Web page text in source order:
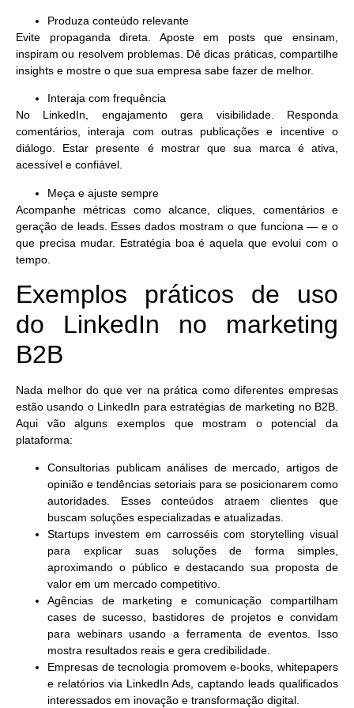
Produza conteúdo relevante
Evite propaganda direta. Aposte em posts que ensinam,
inspiram ou resolvem problemas. Dê dicas práticas, compartilhe
insights e mostre o que sua empresa sabe fazer de melhor.
Interaja com frequência
No LinkedIn, engajamento gera visibilidade. Responda
comentários, interaja com outras publicações e incentive o
diálogo. Estar presente é mostrar que sua marca é ativa,
acessível e confiável.
Meça e ajuste sempre
Acompanhe métricas como alcance, cliques, comentários e
geração de leads. Esses dados mostram o que funciona — e o
que precisa mudar. Estratégia boa é aquela que evolui com o
tempo.
Exemplos práticos de uso
do LinkedIn no marketing
B2B
Nada melhor do que ver na prática como diferentes empresas
estão usando o LinkedIn para estratégias de marketing no B2B.
Aqui vão alguns exemplos que mostram o potencial da
plataforma:
Consultorias publicam análises de mercado, artigos de
opinião e tendências setoriais para se posicionarem como
autoridades. Esses conteúdos atraem clientes que
buscam soluções especializadas e atualizadas.
Startups investem em carrosséis com storytelling visual
para explicar suas soluções de forma simples,
aproximando o público e destacando sua proposta de
valor em um mercado competitivo.
Agências de marketing e comunicação compartilham
cases de sucesso, bastidores de projetos e convidam
para webinars usando a ferramenta de eventos. Isso
mostra resultados reais e gera credibilidade.
Empresas de tecnologia promovem e-books, whitepapers
e relatórios via LinkedIn Ads, captando leads qualificados
interessados em inovação e transformação digital.